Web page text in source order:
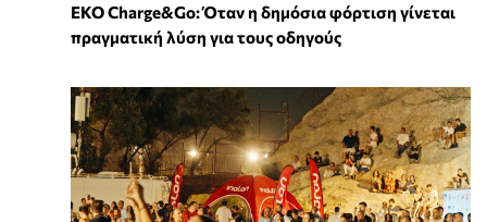
EKO Charge&Go: Όταν η δημόσια φόρτιση γίνεται
πραγματική λύση για τους οδηγούς